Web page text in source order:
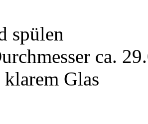
spülen
ca.
Glas